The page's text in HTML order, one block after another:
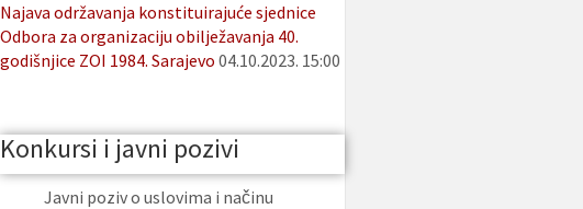
Najava održavanja konstituirajuće sjednice
Odbora za organizaciju obilježavanja 40.
godišnjice ZOI 1984. Sarajevo 04.10.2023. 15:00
Konkursi i javni pozivi
Javni poziv o uslovima i načinu